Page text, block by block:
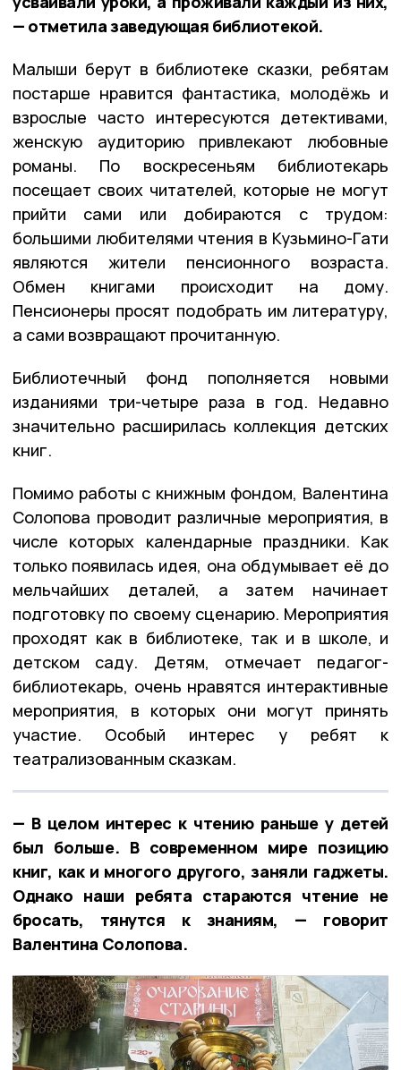
— отметила заведующая библиотекой.
Малыши берут в библиотеке сказки, ребятам
постарше нравится фантастика, молодёжь и
взрослые часто интересуются детективами,
женскую аудиторию привлекают любовные
романы. По воскресеньям библиотекарь
посещает своих читателей, которые не могут
прийти сами или добираются с трудом:
большими любителями чтения в Кузьмино-Гати
являются жители пенсионного возраста.
Обмен книгами происходит на дому.
Пенсионеры просят подобрать им литературу,
а сами возвращают прочитанную.
Библиотечный фонд пополняется новыми
изданиями три-четыре раза в год. Недавно
значительно расширилась коллекция детских
книг.
Помимо работы с книжным фондом, Валентина
Солопова проводит различные мероприятия, в
числе которых календарные праздники. Как
только появилась идея, она обдумывает её до
мельчайших деталей, а затем начинает
подготовку по своему сценарию. Мероприятия
проходят как в библиотеке, так и в школе, и
детском саду. Детям, отмечает педагог-
библиотекарь, очень нравятся интерактивные
мероприятия, в которых они могут принять
участие. Особый интерес у ребят к
театрализованным сказкам.
— В целом интерес к чтению раньше у детей
был больше. В современном мире позицию
книг, как и многого другого, заняли гаджеты.
Однако наши ребята стараются чтение не
бросать, тянутся к знаниям, — говорит
Валентина Солопова.